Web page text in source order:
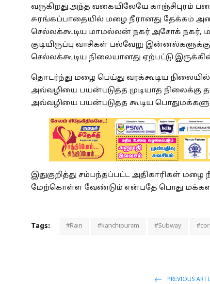
வருகிறது.அந்த வகையிலேயே காஞ்சிபுரம்
சுரங்கப்பாதையில் மழை நீரானது தேக்கம்
செல்லக்கூடிய மாமல்லன் நகர் அசோக் நகர்,
குடியிருப்பு வாசிகள் பல்வேறு
செல்லக்கூடிய நிலையானது ஏற்பட்டு
தொடர்ந்து மழை பெய்து வரக்கூடிய
அவ்வழியை பயன்படுத்த முடியாத நிலைக்கு
அவ்வழியை பயன்படுத்த கூடிய
இதுகுறித்து சம்பந்தப்பட்ட அதிகாரிகள் மழை
மேற்கொள்ள வேண்டும் என்பதே பொது
Tags: #Rain #kanchipuram #Subway
PREVIOUS